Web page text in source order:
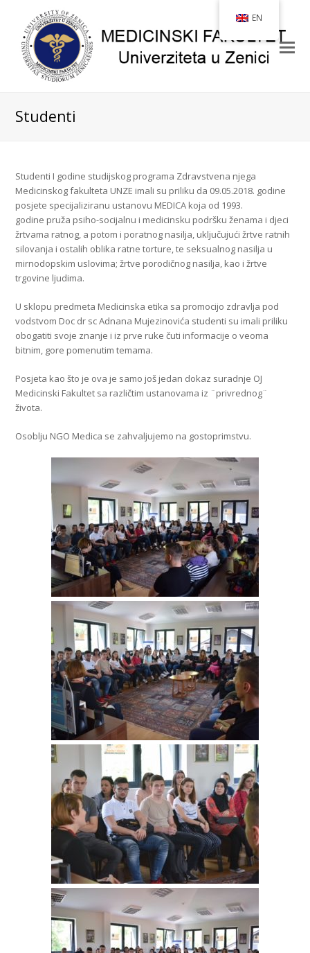
Studenti
Studenti I godine studijskog programa Zdravstvena njega
Medicinskog fakulteta UNZE imali su priliku da 09.05.2018. godine
posjete specijaliziranu ustanovu MEDICA koja od 1993.
godine pruža psiho-socijalnu i medicinsku podršku ženama i djeci
žrtvama ratnog, a potom i poratnog nasilja, uključujući žrtve ratnih
silovanja i ostalih oblika ratne torture, te seksualnog nasilja u
mirnodopskim uslovima; žrtve porodičnog nasilja, kao i žrtve
trgovine ljudima.
U sklopu predmeta Medicinska etika sa promocijo zdravlja pod
vodstvom Doc dr sc Adnana Mujezinovića studenti su imali priliku
obogatiti svoje znanje i iz prve ruke čuti informacije o veoma
bitnim, gore pomenutim temama.
Posjeta kao što je ova je samo još jedan dokaz suradnje OJ
Medicinski Fakultet sa različtim ustanovama iz ¨privrednog¨
života.
Osoblju NGO Medica se zahvaljujemo na gostoprimstvu.
EN